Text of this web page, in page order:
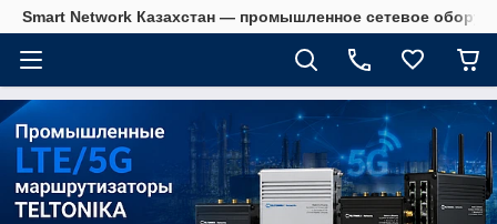
Smart Network Казахстан — промышленное сетевое